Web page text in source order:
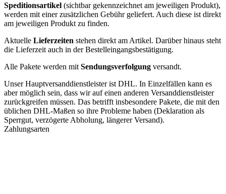
Speditionsartikel (sichtbar gekennzeichnet am jeweiligen Produkt),
werden mit einer zusätzlichen Gebühr geliefert. Auch diese ist direkt
am jeweiligen Produkt zu finden.
Aktuelle Lieferzeiten stehen direkt am Artikel. Darüber hinaus steht
die Lieferzeit auch in der Bestelleingangsbestätigung.
Alle Pakete werden mit Sendungsverfolgung versandt.
Unser Hauptversanddienstleister ist DHL. In Einzelfällen kann es
aber möglich sein, dass wir auf einen anderen Versanddienstleister
zurückgreifen müssen. Das betrifft insbesondere Pakete, die mit den
üblichen DHL-Maßen so ihre Probleme haben (Deklaration als
Sperrgut, verzögerte Abholung, längerer Versand).
Zahlungsarten